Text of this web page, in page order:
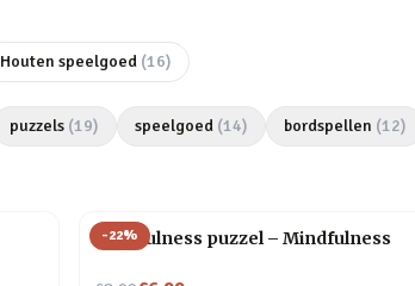
Houten speelgoed (16)
puzzels (19) speelgoed (14) bordspellen (12)
-22%
Mindfulness puzzel – Mindfulness